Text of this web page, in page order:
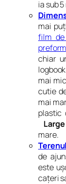
ia sub
mai
film
chiar
mai
cutie
mai
plastic
Large
mare.
Terenul
de
este
cațeri